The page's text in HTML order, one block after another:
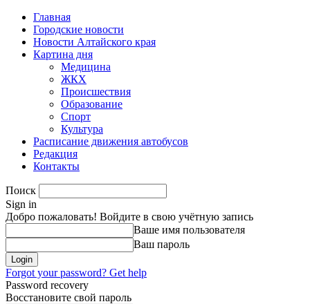
Главная
Городские новости
Новости Алтайского края
Картина дня
Медицина
ЖКХ
Происшествия
Образование
Спорт
Культура
Расписание движения автобусов
Редакция
Контакты
Поиск
Sign in
Добро пожаловать! Войдите в свою учётную запись
Ваше имя пользователя
Ваш пароль
Forgot your password? Get help
Password recovery
Восстановите свой пароль